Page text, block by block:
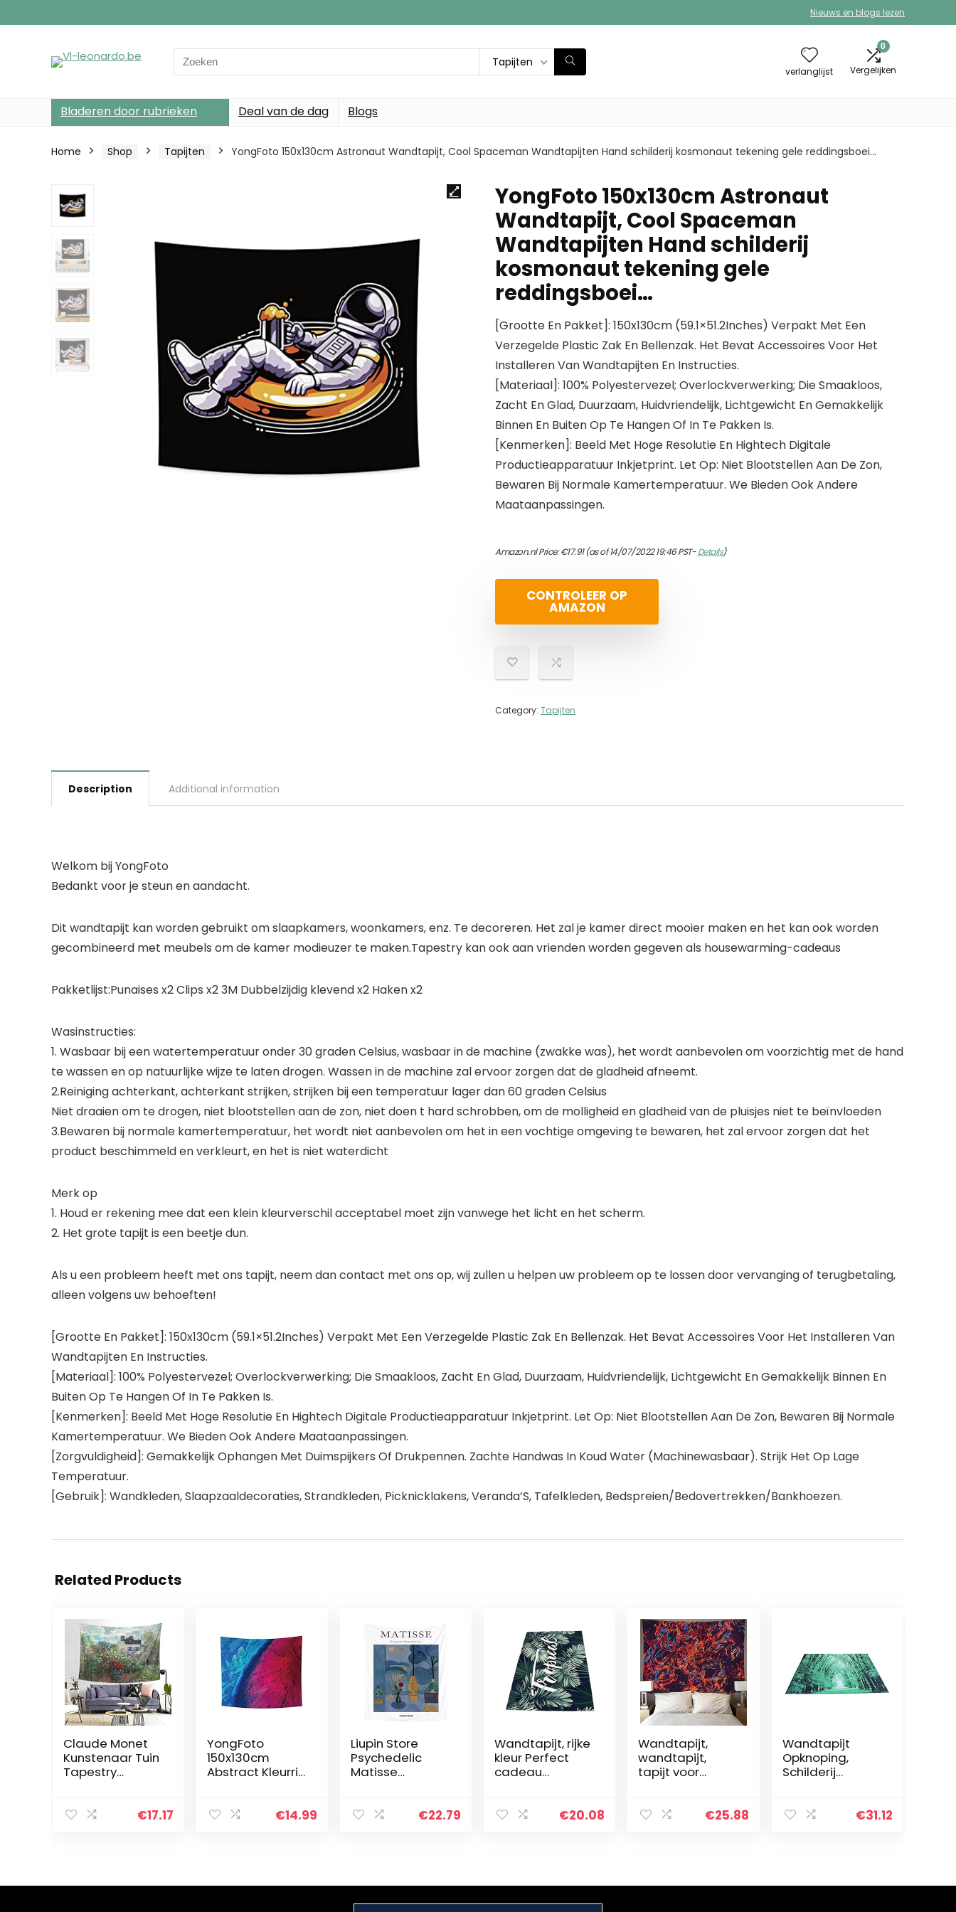
Nieuws en blogs lezen
Search
for:
Tapijten
verlanglijst
0
Vergelijken
Bladeren door rubrieken Deal van de dag Blogs
Home Shop Tapijten YongFoto 150x130cm Astronaut Wandtapijt, Cool Spaceman Wandtapijten Hand schilderij kosmonaut tekening gele reddingsboei…
YongFoto 150x130cm Astronaut
Wandtapijt, Cool Spaceman
Wandtapijten Hand schilderij
kosmonaut tekening gele
reddingsboei…
[Grootte En Pakket]: 150x130cm (59.1×51.2Inches) Verpakt Met Een
Verzegelde Plastic Zak En Bellenzak. Het Bevat Accessoires Voor Het
Installeren Van Wandtapijten En Instructies.
[Materiaal]: 100% Polyestervezel; Overlockverwerking; Die Smaakloos,
Zacht En Glad, Duurzaam, Huidvriendelijk, Lichtgewicht En Gemakkelijk
Binnen En Buiten Op Te Hangen Of In Te Pakken Is.
[Kenmerken]: Beeld Met Hoge Resolutie En Hightech Digitale
Productieapparatuur Inkjetprint. Let Op: Niet Blootstellen Aan De Zon,
Bewaren Bij Normale Kamertemperatuur. We Bieden Ook Andere
Maataanpassingen.
Amazon.nl Price:€17.91(as of 14/07/2022 19:46 PST-Details)
CONTROLEER OP
AMAZON
Category: Tapijten
Description Additional information
Welkom bij YongFoto
Bedankt voor je steun en aandacht.
Dit wandtapijt kan worden gebruikt om slaapkamers, woonkamers, enz. Te decoreren. Het zal je kamer direct mooier maken en het kan ook worden
gecombineerd met meubels om de kamer modieuzer te maken.Tapestry kan ook aan vrienden worden gegeven als housewarming-cadeaus
Pakketlijst:Punaises x2 Clips x2 3M Dubbelzijdig klevend x2 Haken x2
Wasinstructies:
1. Wasbaar bij een watertemperatuur onder 30 graden Celsius, wasbaar in de machine (zwakke was), het wordt aanbevolen om voorzichtig met de hand
te wassen en op natuurlijke wijze te laten drogen. Wassen in de machine zal ervoor zorgen dat de gladheid afneemt.
2.Reiniging achterkant, achterkant strijken, strijken bij een temperatuur lager dan 60 graden Celsius
Niet draaien om te drogen, niet blootstellen aan de zon, niet doen t hard schrobben, om de molligheid en gladheid van de pluisjes niet te beïnvloeden
3.Bewaren bij normale kamertemperatuur, het wordt niet aanbevolen om het in een vochtige omgeving te bewaren, het zal ervoor zorgen dat het
product beschimmeld en verkleurt, en het is niet waterdicht
Merk op
1. Houd er rekening mee dat een klein kleurverschil acceptabel moet zijn vanwege het licht en het scherm.
2. Het grote tapijt is een beetje dun.
Als u een probleem heeft met ons tapijt, neem dan contact met ons op, wij zullen u helpen uw probleem op te lossen door vervanging of terugbetaling,
alleen volgens uw behoeften!
[Grootte En Pakket]: 150x130cm (59.1×51.2Inches) Verpakt Met Een Verzegelde Plastic Zak En Bellenzak. Het Bevat Accessoires Voor Het Installeren Van
Wandtapijten En Instructies.
[Materiaal]: 100% Polyestervezel; Overlockverwerking; Die Smaakloos, Zacht En Glad, Duurzaam, Huidvriendelijk, Lichtgewicht En Gemakkelijk Binnen En
Buiten Op Te Hangen Of In Te Pakken Is.
[Kenmerken]: Beeld Met Hoge Resolutie En Hightech Digitale Productieapparatuur Inkjetprint. Let Op: Niet Blootstellen Aan De Zon, Bewaren Bij Normale
Kamertemperatuur. We Bieden Ook Andere Maataanpassingen.
[Zorgvuldigheid]: Gemakkelijk Ophangen Met Duimspijkers Of Drukpennen. Zachte Handwas In Koud Water (Machinewasbaar). Strijk Het Op Lage
Temperatuur.
[Gebruik]: Wandkleden, Slaapzaaldecoraties, Strandkleden, Picknicklakens, Veranda’S, Tafelkleden, Bedspreien/Bedovertrekken/Bankhoezen.
Related Products
Claude Monet
Kunstenaar Tuin
Tapestry
Wanddoek
€17.17
YongFoto
150x130cm
Abstract Kleurrijk
Oceaan
€14.99
Liupin Store
Psychedelic
Matisse
Kleurrijke
€22.79
Wandtapijt, rijke
kleur Perfect
cadeau
Wandtapijt Mooi
€20.08
Wandtapijt,
wandtapijt,
tapijt voor
abstracte
€25.88
Wandtapijt
Opknoping,
Schilderij
Achtergrond€31.12